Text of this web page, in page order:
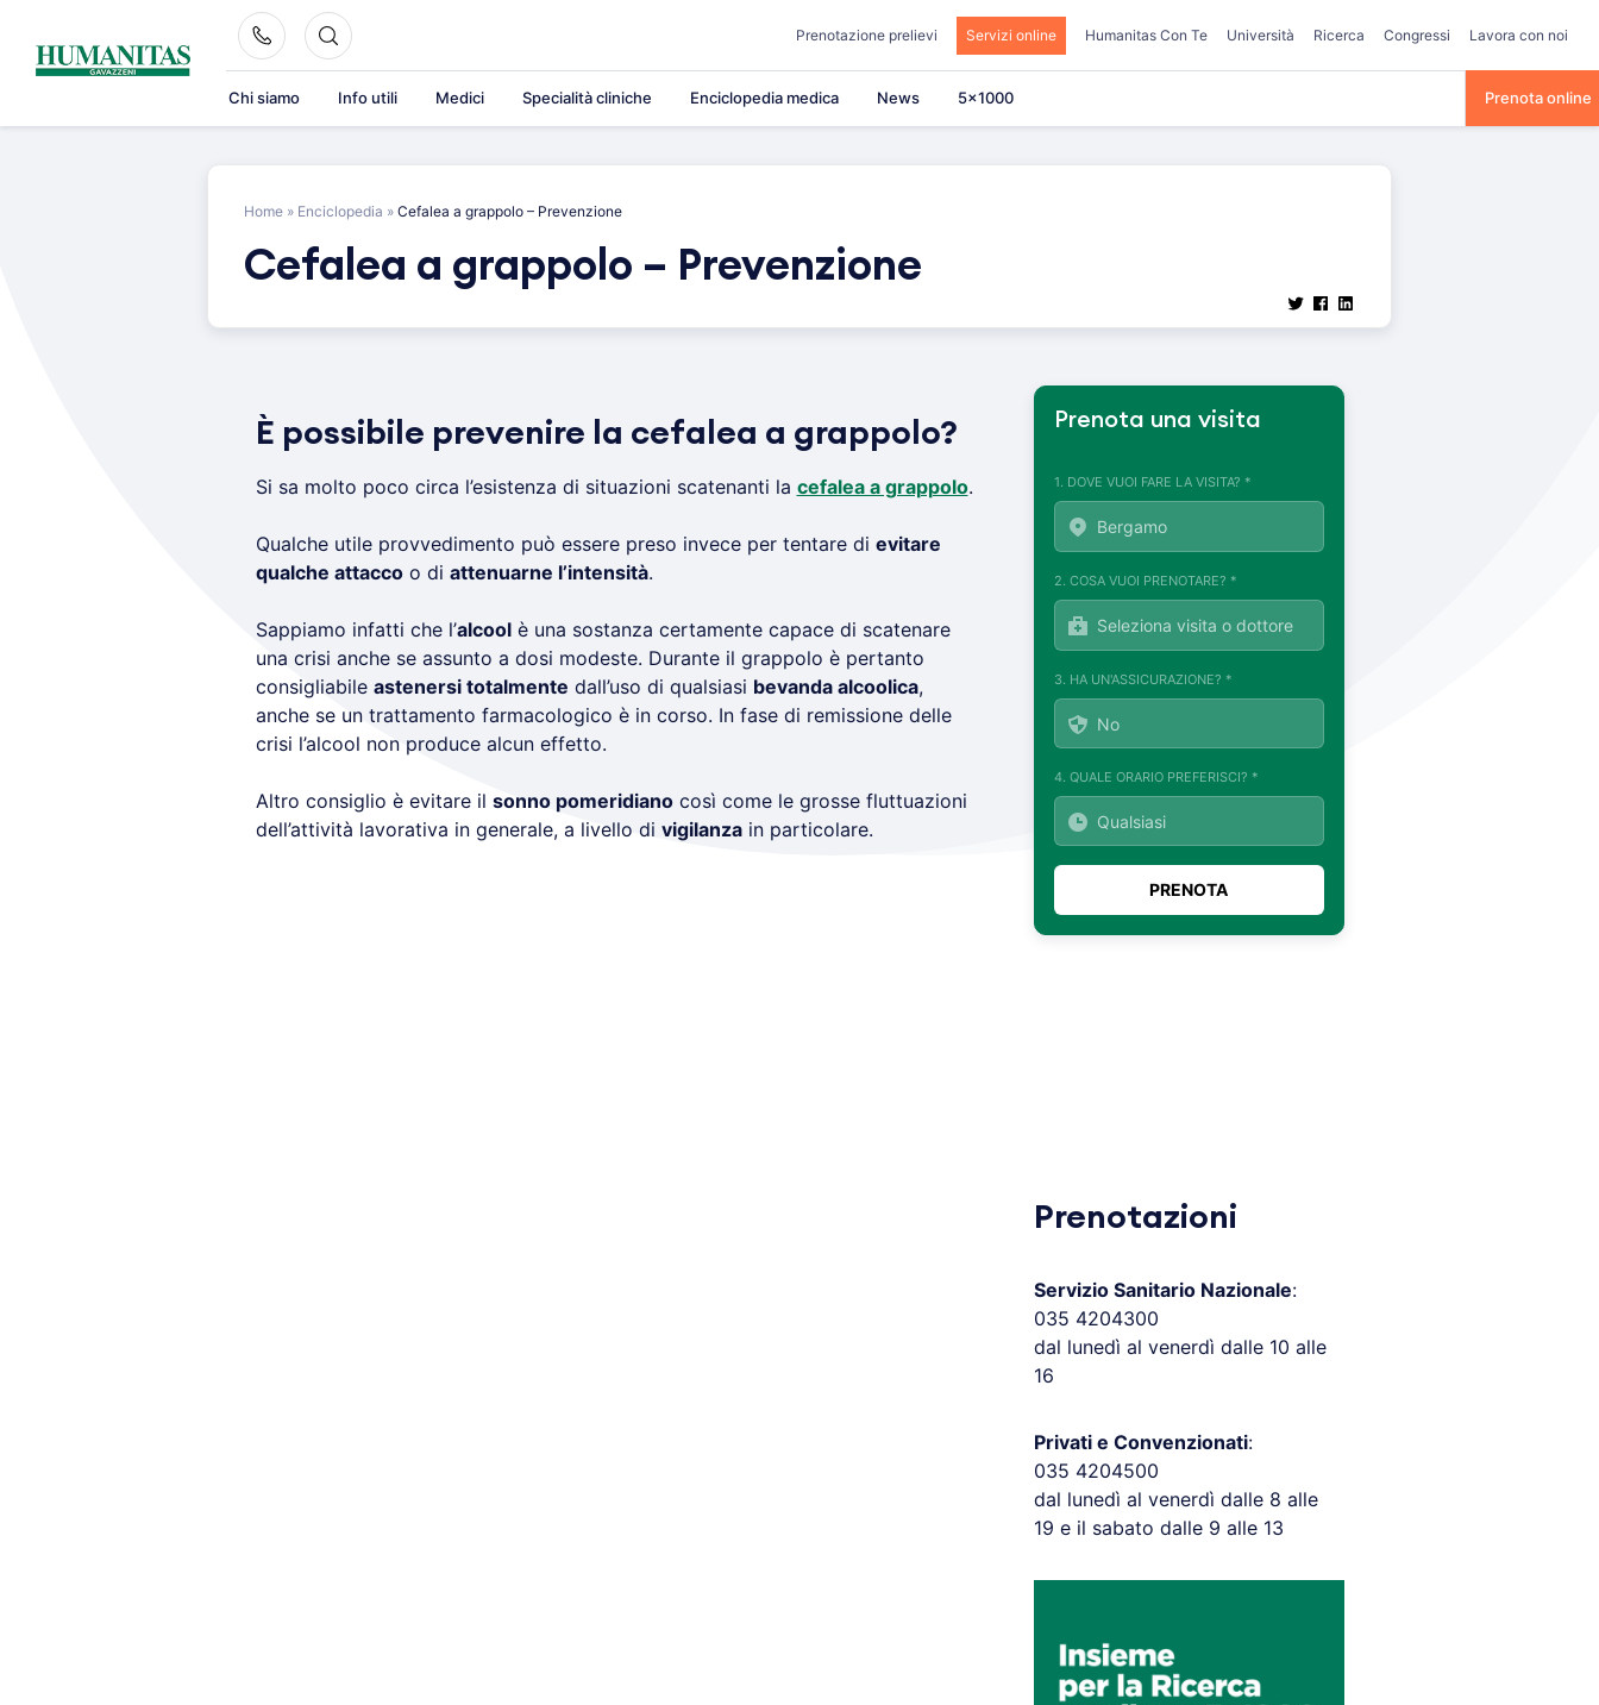
content
Prenotazione prelievi Servizi online Humanitas Con Te Università Ricerca Congressi Lavora con noi
Chi siamo Info utili Medici Specialità cliniche Enciclopedia medica News 5×1000 Prenota online
Home » Enciclopedia » Cefalea a grappolo – Prevenzione
Cefalea a grappolo – Prevenzione
È possibile prevenire la cefalea a grappolo?
Si sa molto poco circa l’esistenza di situazioni scatenanti la cefalea a grappolo.
Qualche utile provvedimento può essere preso invece per tentare di evitare
qualche attaccoo di attenuarne l’intensità.
Sappiamo infatti che l’alcoolè una sostanza certamente capace di scatenare
una crisi anche se assunto a dosi modeste. Durante il grappolo è pertanto
consigliabile astenersi totalmente dall’uso di qualsiasi bevanda alcoolica,
anche se un trattamento farmacologico è in corso. In fase di remissione delle
crisi l’alcool non produce alcun effetto.
Altro consiglio è evitare il sonno pomeridianocosì come le grosse fluttuazioni
dell’attività lavorativa in generale, a livello di vigilanzain particolare.
Prenota una visita
1. DOVE VUOI FARE LA VISITA? *
2. COSA VUOI PRENOTARE? *
3. HA UN'ASSICURAZIONE? *
4. QUALE ORARIO PREFERISCI? *
Prenotazioni
Servizio Sanitario Nazionale:
035 4204300
dal lunedì al venerdì dalle 10 alle
16
Privati e Convenzionati:
035 4204500
dal lunedì al venerdì dalle 8 alle
19 e il sabato dalle 9 alle 13